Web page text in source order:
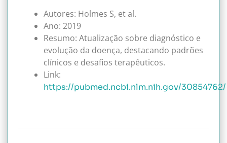
Autores: Holmes S, et al.
Ano: 2019
Resumo: Atualização sobre diagnóstico e
evolução da doença, destacando padrões
clínicos e desafios terapêuticos.
Link:
https://pubmed.ncbi.nlm.nih.gov/30854762/